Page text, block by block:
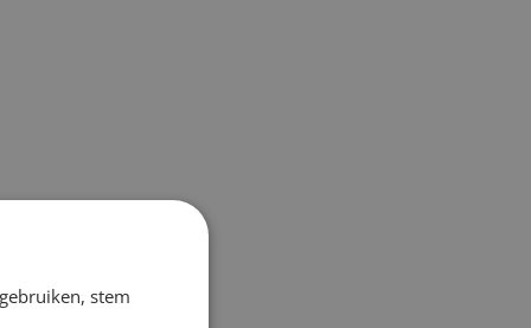
stem